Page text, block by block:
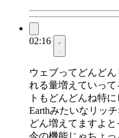
02:16
ウェブってどんど
れる量増えていっ
トもどんどんね特
Earthみたいなリッ
どん増えてますよ